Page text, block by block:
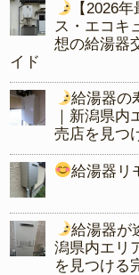
【2026
ス・エコキ
想の給湯器
イド
給湯器の
｜新潟県
売店を見つ
給湯器リ
給湯器が
潟県内エリ
を見つける